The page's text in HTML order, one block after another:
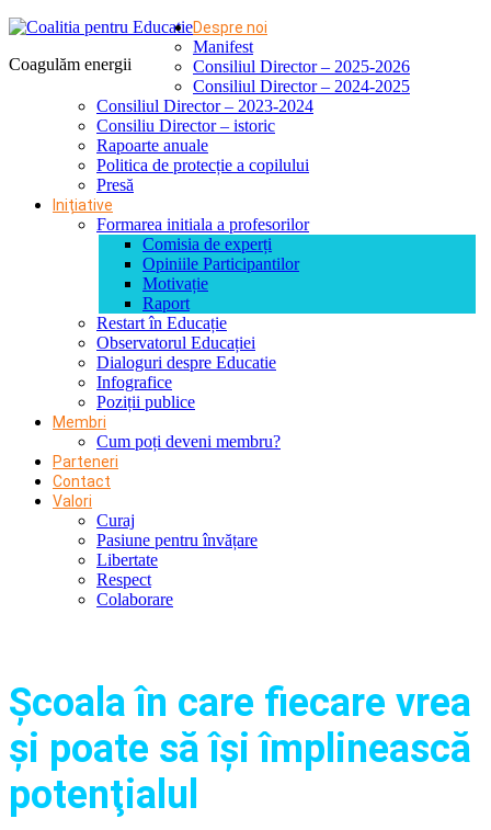
Coagulăm energii
Despre noi
Manifest
Consiliul Director – 2025-2026
Consiliul Director – 2024-2025
Consiliul Director – 2023-2024
Consiliu Director – istoric
Rapoarte anuale
Politica de protecție a copilului
Presă
Inițiative
Formarea initiala a profesorilor
Comisia de experți
Opiniile Participantilor
Motivație
Raport
Restart în Educație
Observatorul Educației
Dialoguri despre Educatie
Infografice
Poziții publice
Membri
Cum poți deveni membru?
Parteneri
Contact
Valori
Curaj
Pasiune pentru învățare
Libertate
Respect
Colaborare
Şcoala în care fiecare vrea
și poate să își împlinească
potenţialul